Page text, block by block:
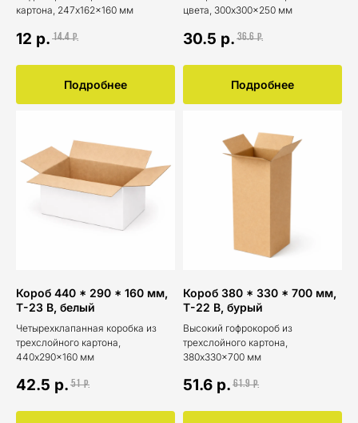
картона, 247x162x160 мм
12 р. 14.4 р.
Подробнее
цвета, 300x300x250 мм
30.5 р. 36.6 р.
Подробнее
Короб 440 * 290 * 160 мм,
Т-23 В, белый
Четырехклапанная коробка из
трехслойного картона,
440x290x160 мм
42.5 р. 51 р.
Короб 380 * 330 * 700 мм,
Т-22 В, бурый
Высокий гофрокороб из
трехслойного картона,
380x330x700 мм
51.6 р. 61.9 р.